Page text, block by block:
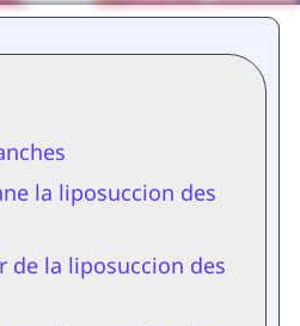
la liposuccion des
de la liposuccion des